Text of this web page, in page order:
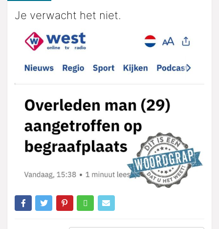
Je verwacht het niet.